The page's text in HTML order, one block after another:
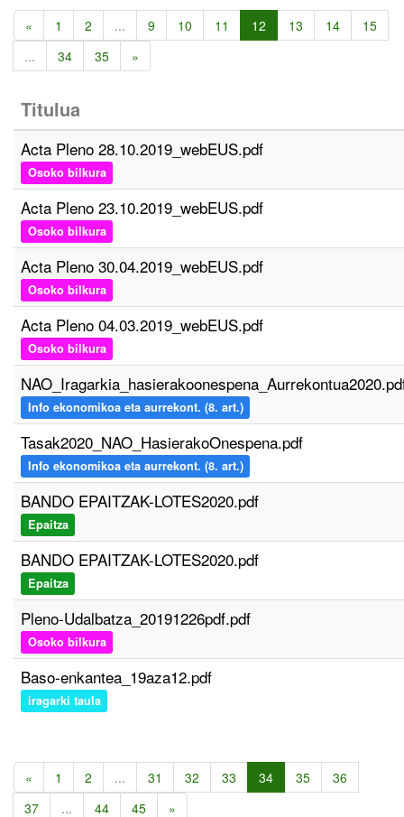
« 1 2 ... 9 10 11 12 13 14
15
...
34 35 »
Titulua
Acta Pleno 28.10.2019_webEUS.pdf
Osoko bilkura
Acta Pleno 23.10.2019_webEUS.pdf
Osoko bilkura
Acta Pleno 30.04.2019_webEUS.pdf
Osoko bilkura
Acta Pleno 04.03.2019_webEUS.pdf
Osoko bilkura
Info ekonomikoa eta aurrekont. (8. art.)
Tasak2020_NAO_HasierakoOnespena.pdf
Info ekonomikoa eta aurrekont. (8. art.)
BANDO EPAITZAK-LOTES2020.pdf
Epaitza
BANDO EPAITZAK-LOTES2020.pdf
Epaitza
Pleno-Udalbatza_20191226pdf.pdf
Osoko bilkura
Baso-enkantea_19aza12.pdf
iragarki taula
« 1 2 ... 31 32 33 34 35
36
37
... 44 45 »